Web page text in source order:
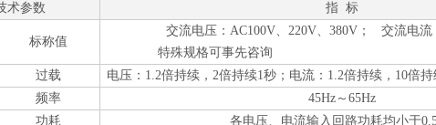
术参数 指 标
标称值
交流电压： AC100V、220V、380V； 交流电流
特殊规格可事先咨询
过载
电压： 1.2倍持续，2倍持续1秒；电流：1.2倍持续，10倍持
频率
45Hz～65Hz
功耗
各电压、电流输入回路功耗均小于